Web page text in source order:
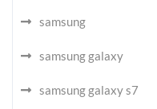
samsung
samsung galaxy
samsung galaxy s7